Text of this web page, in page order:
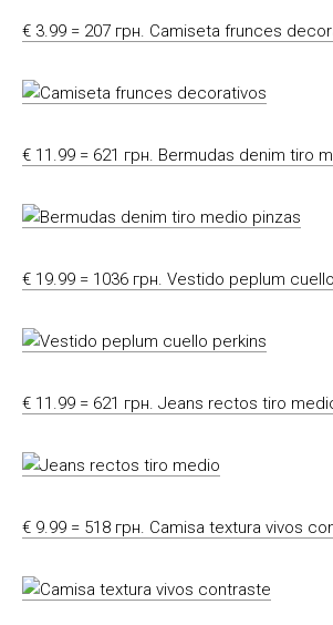
€ 3.99 = 207 грн. Camiseta frunces
€ 11.99 = 621 грн. Bermudas denim tiro
€ 19.99 = 1036 грн. Vestido peplum
€ 11.99 = 621 грн. Jeans rectos tiro
€ 9.99 = 518 грн. Camisa textura vivos